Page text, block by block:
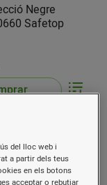
Negre
Safetop
del lloc web i
a partir dels teus
en els botons